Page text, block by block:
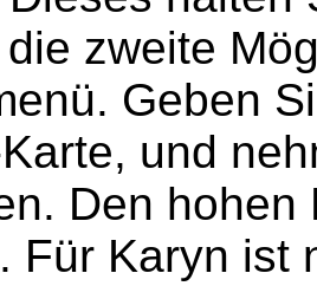
zweite
Geben
und
Den
Für Karyn ist